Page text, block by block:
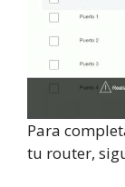
Para
tu router,